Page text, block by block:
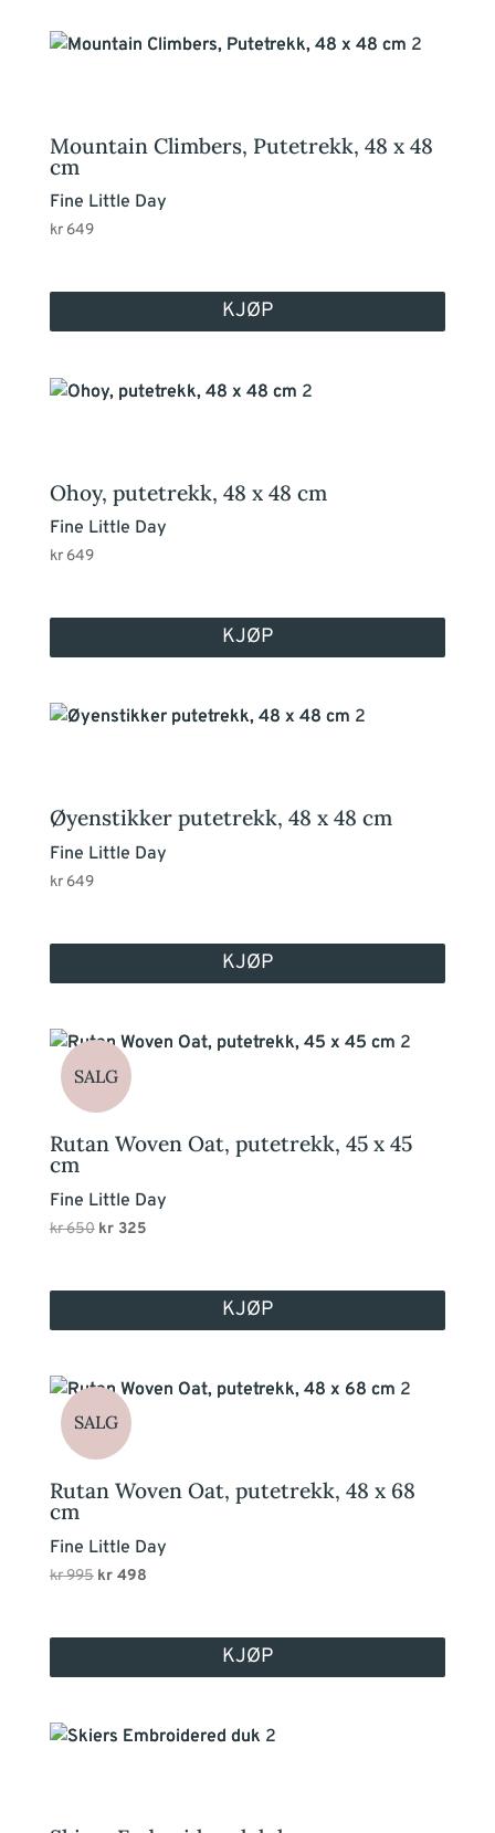
Mountain Climbers, Putetrekk, 48 x 48
cm
Fine Little Day
kr649
KJØP
Ohoy, putetrekk, 48 x 48 cm
Fine Little Day
kr649
KJØP
Øyenstikker putetrekk, 48 x 48 cm
Fine Little Day
kr649
KJØP
SALG
Rutan Woven Oat, putetrekk, 45 x 45
cm
Fine Little Day
kr650 Opprinnelig
kr325Nåværende
KJØP
SALG
Rutan Woven Oat, putetrekk, 48 x 68
cm
Fine Little Day
kr995 Opprinnelig
kr498Nåværende
KJØP